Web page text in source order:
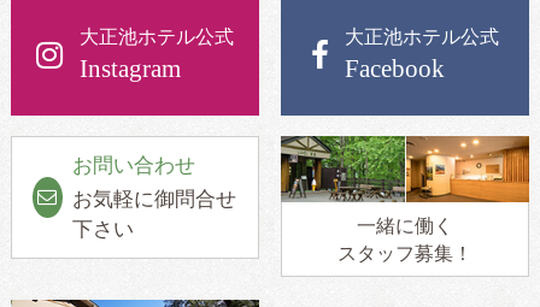
大正池ホテル公式
Instagram
大正池ホテル公式
Facebook
お問い合わせ
お気軽に御問合せ
下さい
一緒に働く
スタッフ募集！